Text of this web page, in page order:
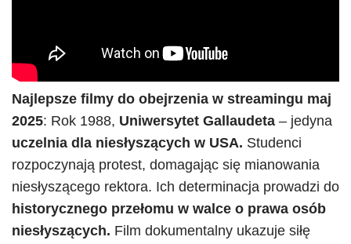
Najlepsze filmy do obejrzenia w streamingu maj
2025: Rok 1988, Uniwersytet Gallaudeta – jedyna
uczelnia dla niesłyszących w USA. Studenci
rozpoczynają protest, domagając się mianowania
niesłyszącego rektora. Ich determinacja prowadzi do
historycznego przełomu w walce o prawa osób
niesłyszących. Film dokumentalny ukazuje siłę